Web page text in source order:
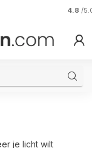
4.8 /
je licht wilt